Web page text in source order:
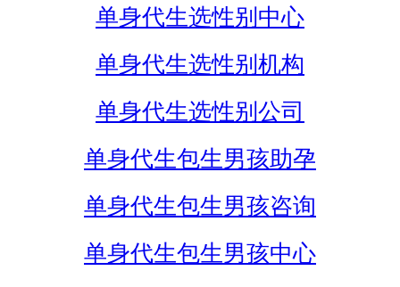
单身代生选性别中心
单身代生选性别机构
单身代生选性别公司
单身代生包生男孩助孕
单身代生包生男孩咨询
单身代生包生男孩中心